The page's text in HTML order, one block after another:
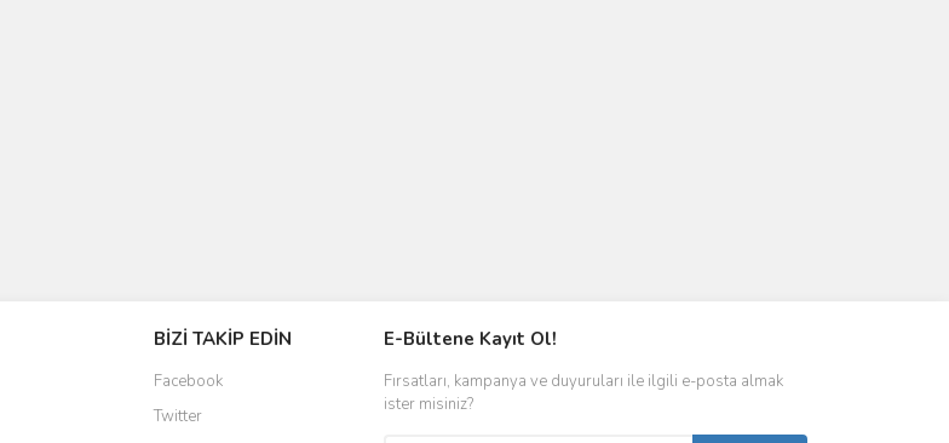
BİZİ TAKİP EDİN
Facebook
Twitter
E-Bültene Kayıt Ol!
Fırsatları, kampanya ve duyuruları ile ilgili e-posta almak
ister misiniz?